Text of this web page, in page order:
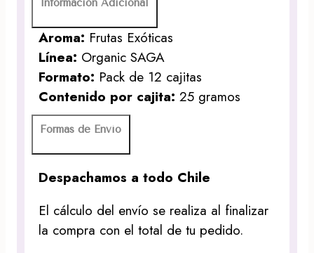
Información Adicional
Aroma: Frutas Exóticas
Línea: Organic SAGA
Formato: Pack de 12 cajitas
Contenido por cajita: 25 gramos
Formas de Envío
Despachamos a todo Chile
El cálculo del envío se realiza al finalizar
la compra con el total de tu pedido.